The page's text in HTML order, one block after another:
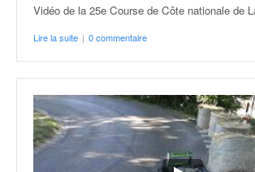
Vidéo de la 25e Course de Côte nationale de
Lire la suite | 0 commentaire